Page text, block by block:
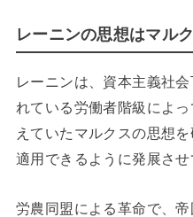
レーニンの思想はマル
レーニンは、資本主義社
れている労働者階級によ
えていたマルクスの思想
適用できるように発展させ
労農同盟による革命で、